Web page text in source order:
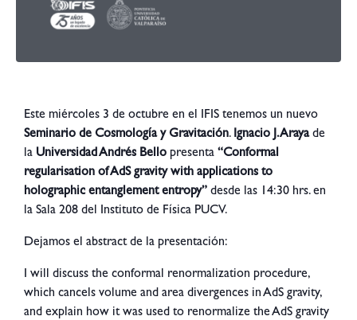
Este miércoles 3 de octubre en el IFIS tenemos un nuevo
Seminario de Cosmología y Gravitación. Ignacio J. Arayade
la Universidad Andrés Bello presenta “Conformal
regularisation of AdS gravity with applications to
holographic entanglement entropy” desde las 14:30 hrs. en
la Sala 208 del Instituto de Física PUCV.
Dejamos el abstract de la presentación:
I will discuss the conformal renormalization procedure,
which cancels volume and area divergences in AdS gravity,
and explain how it was used to renormalize the AdS gravity